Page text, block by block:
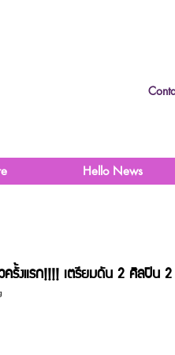
Hello News
รั้งแรก!!!! เตรียมดัน 2 ศิลปิน